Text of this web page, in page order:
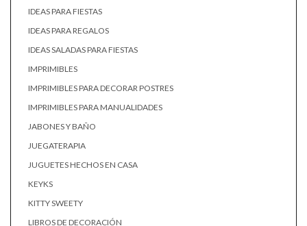
IDEAS PARA FIESTAS
IDEAS PARA REGALOS
IDEAS SALADAS PARA FIESTAS
IMPRIMIBLES
IMPRIMIBLES PARA DECORAR POSTRES
IMPRIMIBLES PARA MANUALIDADES
JABONES Y BAÑO
JUEGATERAPIA
JUGUETES HECHOS EN CASA
KEYKS
KITTY SWEETY
LIBROS DE DECORACIÓN